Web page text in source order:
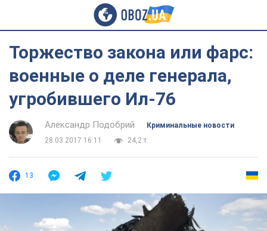
Торжество закона или фарс:
военные о деле генерала,
угробившего Ил-76
Александр Подобрий
Криминальные новости
28.03.2017 16:11
24,2 т.
13